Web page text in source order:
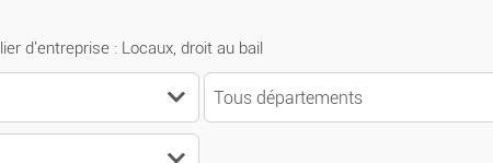
d'entreprise : Locaux, droit au bail